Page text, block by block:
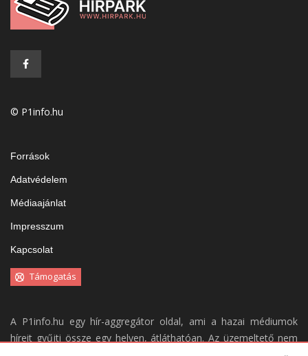
© P1info.hu
Források
Adatvédelem
Médiaajánlat
Impresszum
Kapcsolat
Támogatás
A P1info.hu egy hír-aggregátor oldal, ami a hazai médiumok
híreit gyűjti össze egy helyen, átláthatóan. Az üzemeltető nem